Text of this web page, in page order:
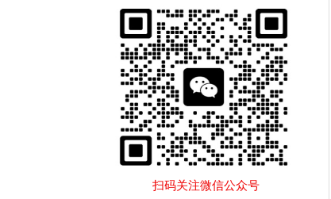
扫码关注微信公众号